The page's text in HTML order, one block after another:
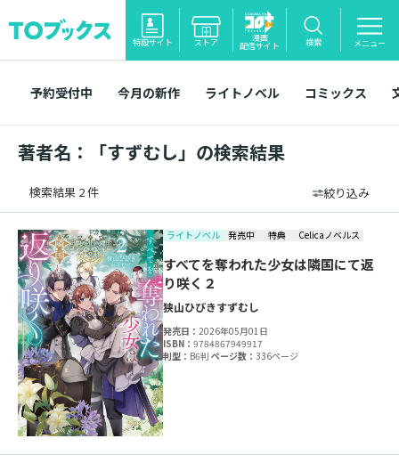
特設サイト ストア 漫画
配信サイト 検索 メニュー
予約受付中 今月の新作 ライトノベル コミックス
著者名：「すずむし」の検索結果
検索結果 2 件 絞り込み
ライトノベル 発売中 特典 Celicaノベルス
すべてを奪われた少女は隣国にて返
り咲く２
狭山ひびきすずむし
発売日：2026年05月01日
ISBN：9784867949917
判型： B6判ページ数：336ページ